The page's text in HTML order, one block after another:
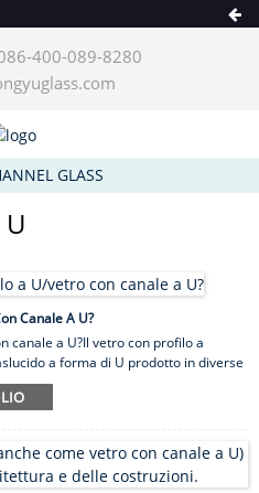
400-089-8280
GLASS
Canale A U?
canale a U?Il vetro con profilo a
a forma di U prodotto in diverse
fino a 23 piedi e flange da 1,5″
flange rendono il vetro
minimi, ideali per le
del profilo a U / il vetro del canale